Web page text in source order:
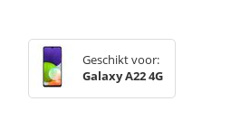
Geschikt voor:
Galaxy A22 4G